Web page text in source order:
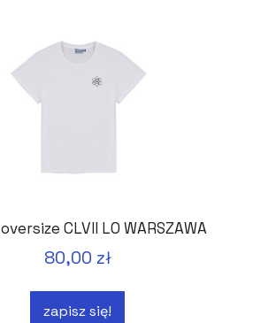
CLVII LO WARSZAWA
80,00 zł
zapisz się!